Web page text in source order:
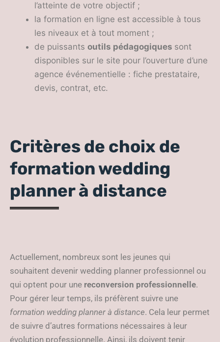
l’atteinte de votre objectif ;
la formation en ligne est accessible à tous
les niveaux et à tout moment ;
de puissants outils pédagogiques sont
disponibles sur le site pour l’ouverture d’une
agence événementielle : fiche prestataire,
devis, contrat, etc.
Critères de choix de
formation wedding
planner à distance
Actuellement, nombreux sont les jeunes qui
souhaitent devenir wedding planner professionnel ou
qui optent pour une reconversion professionnelle.
Pour gérer leur temps, ils préfèrent suivre une
formation wedding planner à distance. Cela leur permet
de suivre d’autres formations nécessaires à leur
évolution professionnelle. Ainsi, ils doivent tenir